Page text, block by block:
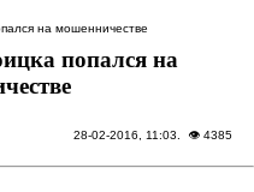
попался на
28-02-2016, 11:03 . 👁 4385